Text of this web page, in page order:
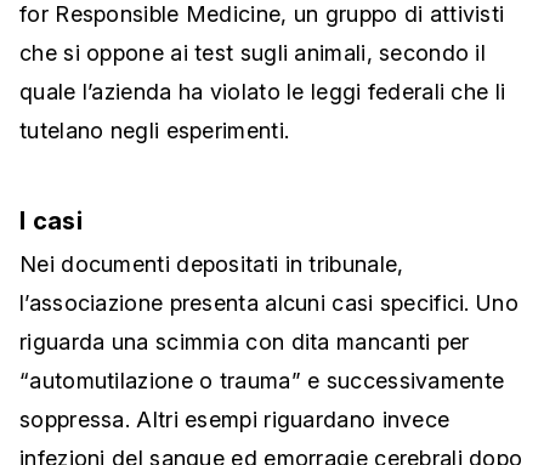
for Responsible Medicine, un gruppo di attivisti
che si oppone ai test sugli animali, secondo il
quale l’azienda ha violato le leggi federali che li
tutelano negli esperimenti.
I casi
Nei documenti depositati in tribunale,
l’associazione presenta alcuni casi specifici. Uno
riguarda una scimmia con dita mancanti per
“automutilazione o trauma” e successivamente
soppressa. Altri esempi riguardano invece
infezioni del sangue ed emorragie cerebrali dopo